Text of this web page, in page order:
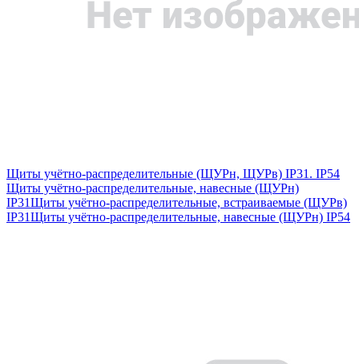
Щиты учётно-распределительные (ЩУРн, ЩУРв) IP31. IP54
Щиты учётно-распределительные, навесные (ЩУРн)
IP31Щиты учётно-распределительные, встраиваемые (ЩУРв)
IP31Щиты учётно-распределительные, навесные (ЩУРн) IP54